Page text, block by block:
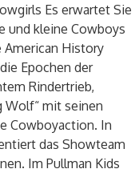
Es erwartet Sie
und kleine Cowboys
History
Epochen der
Rindertrieb,
Wolf“ mit seinen
Cowboyaction. In
das Showteam
Im Pullman Kids